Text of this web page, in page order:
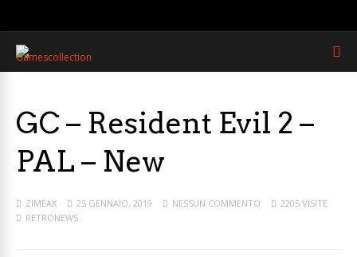
GC – Resident Evil 2 –
PAL – New
ZIMEAX 25 GENNAIO, 2019 NESSUN COMMENTO
2205 VISITE
RETRONEWS